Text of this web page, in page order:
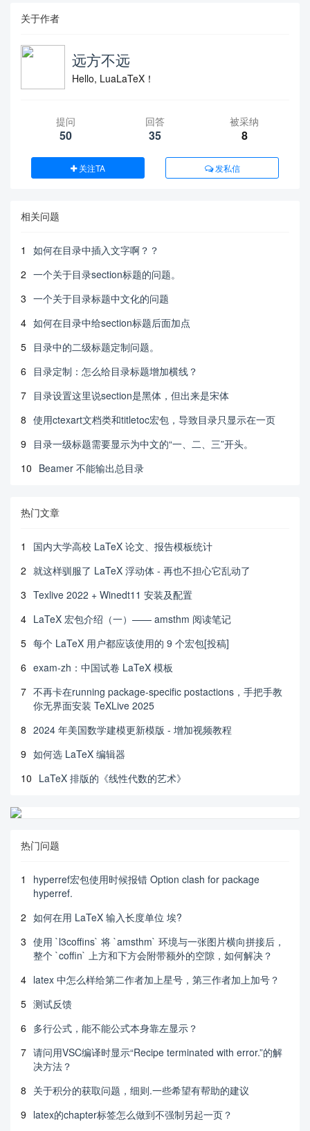
关于作者
远方不远
Hello, LuaLaTeX！
提问
50
回答
35
被采纳
8
关注TA 发私信
相关问题
1
如何在目录中插入文字啊？？
2 一个关于目录section标题的问题。
3 一个关于目录标题中文化的问题
4 如何在目录中给section标题后面加点
5 目录中的二级标题定制问题。
6
目录定制：怎么给目录标题增加横线？
7 目录设置这里说section是黑体，但出来是宋体
8 使用ctexart文档类和titletoc宏包，导致目录只显示在一页
9
目录一级标题需要显示为中文的“一、二、三”开头。
10 Beamer 不能输出总目录
热门文章
1
国内大学高校 LaTeX 论文、报告模板统计
2 就这样驯服了 LaTeX 浮动体 - 再也不担心它乱动了
3 Texlive 2022 + Winedt11 安装及配置
4 LaTeX 宏包介绍（一）—— amsthm 阅读笔记
5 每个 LaTeX 用户都应该使用的 9 个宏包[投稿]
6 exam-zh：中国试卷 LaTeX 模板
7 不再卡在running package-specific postactions，手把手教
你无界面安装 TeXLive 2025
8 2024 年美国数学建模更新模版 - 增加视频教程
9 如何选 LaTeX 编辑器
10 LaTeX 排版的《线性代数的艺术》
热门问题
1
hyperref宏包使用时候报错 Option clash for package
hyperref.
2 如何在用 LaTeX 输入长度单位 埃?
3 使用 `l3coffins` 将 `amsthm` 环境与一张图片横向拼接后，
整个 `coffin` 上方和下方会附带额外的空隙，如何解决？
4 latex 中怎么样给第二作者加上星号，第三作者加上加号？
5 测试反馈
6 多行公式，能不能公式本身靠左显示？
7 请问用VSC编译时显示“Recipe terminated with error.”的解
决方法？
8 关于积分的获取问题，细则.一些希望有帮助的建议
9 latex的chapter标签怎么做到不强制另起一页？